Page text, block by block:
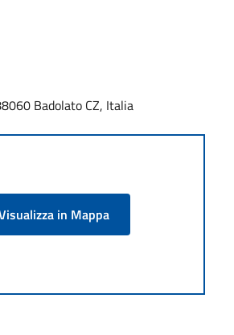
Badolato CZ, Italia
in Mappa